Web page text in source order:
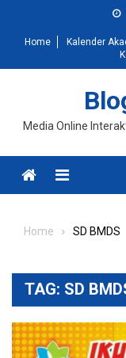
contentHome Kalender
Media Online
Menu
Home SD BMDS
TAG: SD